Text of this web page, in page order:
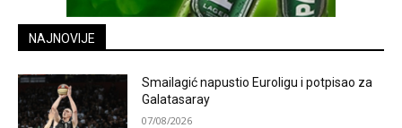
NAJNOVIJE
Smailagić napustio Euroligu i potpisao za
Galatasaray
07/08/2026